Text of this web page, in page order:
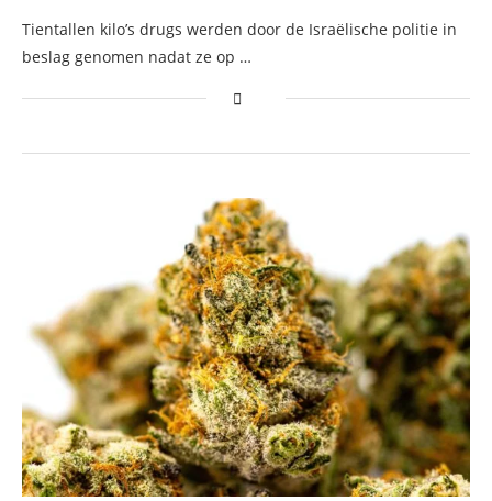
Tientallen kilo’s drugs werden door de Israëlische politie in
beslag genomen nadat ze op …